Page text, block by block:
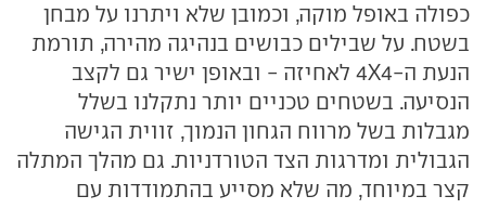
כפולה באופל מוקה, וכמובן שלא ויתרנו על מבחן
בשטח. על שבילים כבושים בנהיגה מהירה, תורמת
הנעת ה-4X4 לאחיזה - ובאופן ישיר גם לקצב
הנסיעה. בשטחים טכניים יותר נתקלנו בשלל
מגבלות בשל מרווח הגחון הנמוך, זווית הגישה
הגבולית ומדרגות הצד הטורדניות. גם מהלך המתלה
קצר במיוחד, מה שלא מסייע בהתמודדות עם